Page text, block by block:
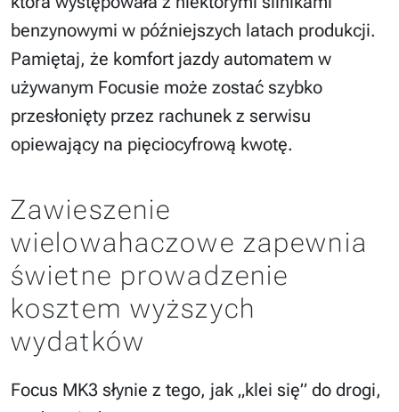
benzynowymi w późniejszych latach produkcji.
Pamiętaj, że komfort jazdy automatem w
używanym Focusie może zostać szybko
przesłonięty przez rachunek z serwisu
opiewający na pięciocyfrową kwotę.
Zawieszenie
wielowahaczowe zapewnia
świetne prowadzenie
kosztem wyższych
wydatków
Focus MK3 słynie z tego, jak „klei się” do drogi,